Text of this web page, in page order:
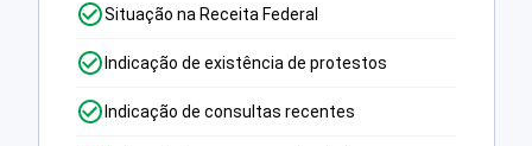
Situação na Receita Federal
Indicação de existência de protestos
Indicação de consultas recentes